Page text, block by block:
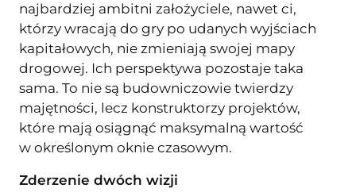
najbardziej ambitni założyciele, nawet ci,
którzy wracają do gry po udanych wyjściach
kapitałowych, nie zmieniają swojej mapy
drogowej. Ich perspektywa pozostaje taka
sama. To nie są budowniczowie twierdzy
majętności, lecz konstruktorzy projektów,
które mają osiągnąć maksymalną wartość
w określonym oknie czasowym.
Zderzenie dwóch wizji